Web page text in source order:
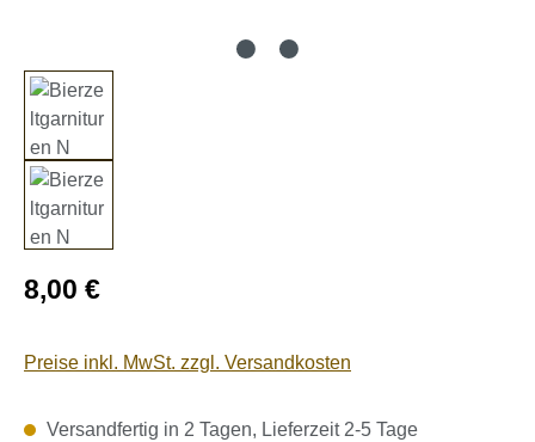
Regulärer Preis:
8,00 €
Preise inkl. MwSt. zzgl. Versandkosten
Versandfertig in 2 Tagen, Lieferzeit 2-5 Tage